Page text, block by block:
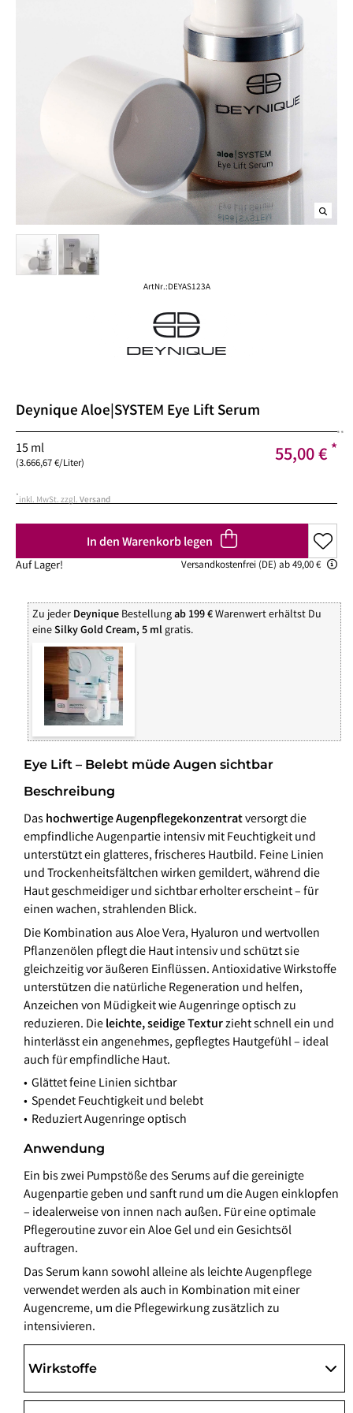
ArtNr.:DEYAS123A
DeyniqueAloe|SYSTEM Eye Lift Serum
**
15 ml
(3.666,67 €/Liter) 55,00 € *
*inkl. MwSt. zzgl.Versand
In den Warenkorb legen
Auf Lager! Versandkostenfrei (DE) ab 49,00 €
Zu jeder Deynique Bestellungab 199 €Warenwert erhältst Du
eineSilky Gold Cream, 5 mlgratis.
Eye Lift – Belebt müde Augen sichtbar
Beschreibung
Das hochwertige Augenpflegekonzentratversorgt die
empfindliche Augenpartie intensiv mit Feuchtigkeit und
unterstützt ein glatteres, frischeres Hautbild. Feine Linien
und Trockenheitsfältchen wirken gemildert, während die
Haut geschmeidiger und sichtbar erholter erscheint – für
einen wachen, strahlenden Blick.
Die Kombination aus Aloe Vera, Hyaluron und wertvollen
Pflanzenölen pflegt die Haut intensiv und schützt sie
gleichzeitig vor äußeren Einflüssen. Antioxidative Wirkstoffe
unterstützen die natürliche Regeneration und helfen,
Anzeichen von Müdigkeit wie Augenringe optisch zu
reduzieren. Dieleichte, seidige Texturzieht schnell ein und
hinterlässt ein angenehmes, gepflegtes Hautgefühl – ideal
auch für empfindliche Haut.
Glättet feine Linien sichtbar
Spendet Feuchtigkeit und belebt
Reduziert Augenringe optisch
Anwendung
Ein bis zwei Pumpstöße des Serums auf die gereinigte
Augenpartie geben und sanft rund um die Augen einklopfen
– idealerweise von innen nach außen. Für eine optimale
Pflegeroutine zuvor ein Aloe Gel und ein Gesichtsöl
auftragen.
Das Serum kann sowohl alleine als leichte Augenpflege
verwendet werden als auch in Kombination mit einer
Augencreme, um die Pflegewirkung zusätzlich zu
intensivieren.
Wirkstoffe